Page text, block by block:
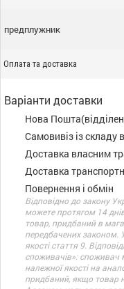
предплужник
Оплата та доставка
Варіанти доставки
Нова
Самовивіз із
Доставка власним
Доставка
Повернення і обмін
Відповідно до закону
можете протягом 14
товар, придбаний в
передбачених законом.
якості стаття 9.
споживачів»: споживач
належної якості на
придбаний, якщо товар